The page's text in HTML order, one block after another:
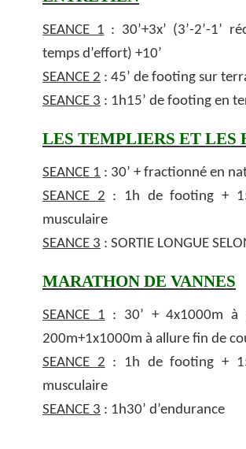
SEANCE 1 : 30’+3x’ (3’-2’-1’
temps d’effort) +10’
SEANCE 2 : 45’ de footing sur
SEANCE 3 : 1h15’ de footing en
LES TEMPLIERS ET LES
SEANCE 1 : 30’ + fractionné en
SEANCE 2 : 1h de footing +
musculaire
SEANCE 3 : SORTIE LONGUE
MARATHON DE VANNES
SEANCE 1 : 30’ + 4x1000m à
200m+1x1000m à allure fin de
SEANCE 2 : 1h de footing +
musculaire
SEANCE 3 : 1h30’ d’endurance